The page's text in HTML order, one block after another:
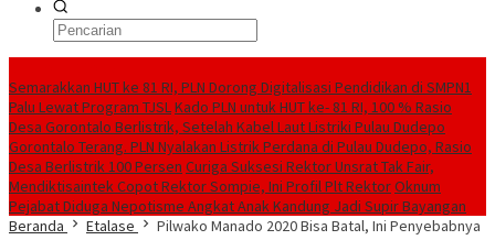
Semarakkan HUT ke 81 RI, PLN Dorong Digitalisasi Pendidikan di SMPN1
Palu Lewat Program TJSLKado PLN untuk HUT ke- 81 RI, 100 % Rasio
Desa Gorontalo Berlistrik, Setelah Kabel Laut Listriki Pulau Dudepo
Gorontalo Terang. PLN Nyalakan Listrik Perdana di Pulau Dudepo, Rasio
Desa Berlistrik 100 Persen Curiga Suksesi Rektor Unsrat Tak Fair,
Mendiktisaintek Copot Rektor Sompie, Ini Profil Plt RektorOknum
Pejabat Diduga Nepotisme Angkat Anak Kandung Jadi Supir Bayangan
Beranda
Etalase Pilwako Manado 2020 Bisa Batal, Ini Penyebabnya